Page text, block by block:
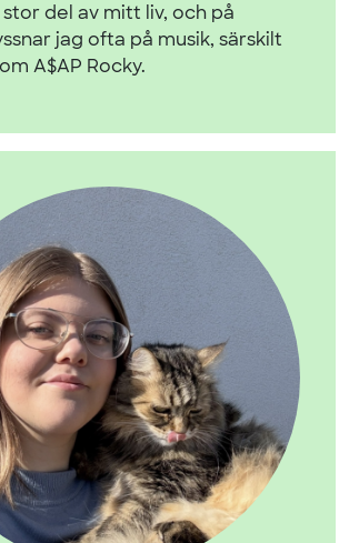
del av mitt liv, och på
jag ofta på musik, särskilt
A$AP Rocky.